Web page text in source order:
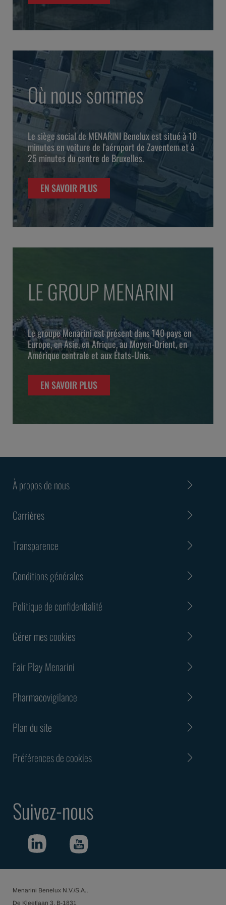
Où nous sommes
Le siège social de MENARINI Benelux est situé à 10
minutes en voiture de l'aéroport de Zaventem et à
25 minutes du centre de Bruxelles.
EN SAVOIR PLUS
LE GROUP MENARINI
Le groupe Menarini est présent dans 140 pays en
Europe, en Asie, en Afrique, au Moyen-Orient, en
Amérique centrale et aux États-Unis.
EN SAVOIR PLUS
À propos de nous
Carrières
Transparence
Conditions générales
Politique de confidentialité
Gérer mes cookies
Fair Play Menarini
Pharmacovigilance
Plan du site
Préférences de cookies
Suivez-nous
Menarini Benelux N.V./S.A.,
De Kleetlaan 3, B-1831